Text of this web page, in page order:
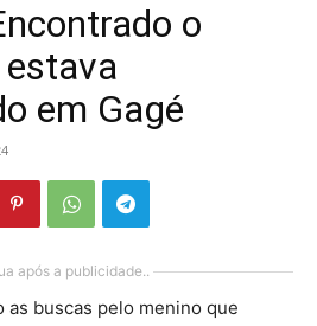
o
em Gagé
após a publicidade..
as buscas pelo menino que